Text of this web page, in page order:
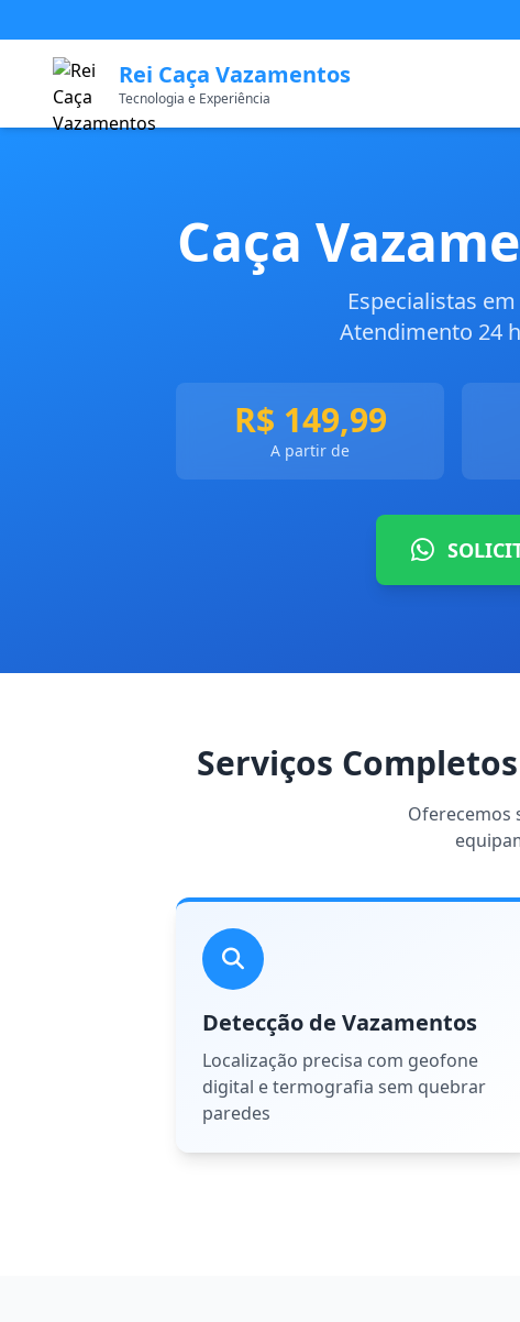
Rei Caça Vazamentos
Tecnologia e Experiência
Caça
Especialistas
Atendimento 24
R$ 149,99
A partir de
Serviços
Oferecemos
Detecção de Vazamentos
Localização precisa com geofone
digital e termografia sem quebrar
paredes